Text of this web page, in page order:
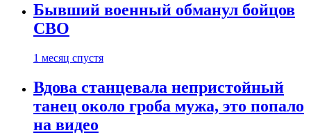
Бывший военный обманул бойцов
СВО
1 месяц спустя
Вдова станцевала непристойный
танец около гроба мужа, это попало
на видео